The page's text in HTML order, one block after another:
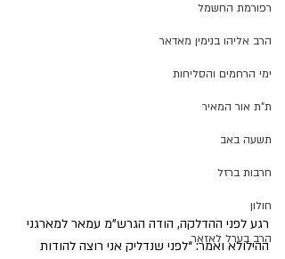
רפורמת החשמל
הרב אליהו בנימין מאדאר
ימי הרחמים והסליחות
ת"ת אור המאיר
תשעה באב
חרבות ברזל
חולון
הרב בערל לאזאר
רגע לפני ההדלקה, הודה הגרש”מ עמאר למארגני
ההילולא ואמר: “לפני שנדליק אני רוצה להודות